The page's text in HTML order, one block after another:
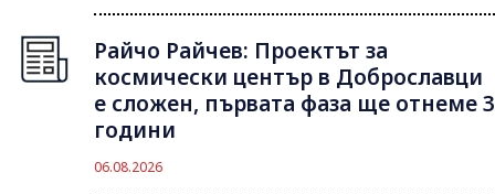
Райчо Райчев: Проектът за
космически център в Доброславци
е сложен, първата фаза ще отнеме 3
години
06.08.2026